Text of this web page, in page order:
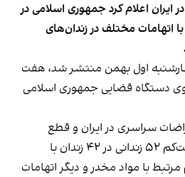
اعلام کرد جمهوری اسلامی در
۳۱۳ نفر را با اتهامات مختلف در زندان‌های
اول بهمن منتشر شد، هفت
دستگاه قضایی جمهوری اسلامی
سراسری در ایران و قطع
، حکم اعدام دست‌کم ۵۲ زندانی در ۴۲ زندان با
مرتبط با مواد مخدر و دیگر اتهامات